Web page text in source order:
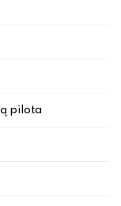
pilota